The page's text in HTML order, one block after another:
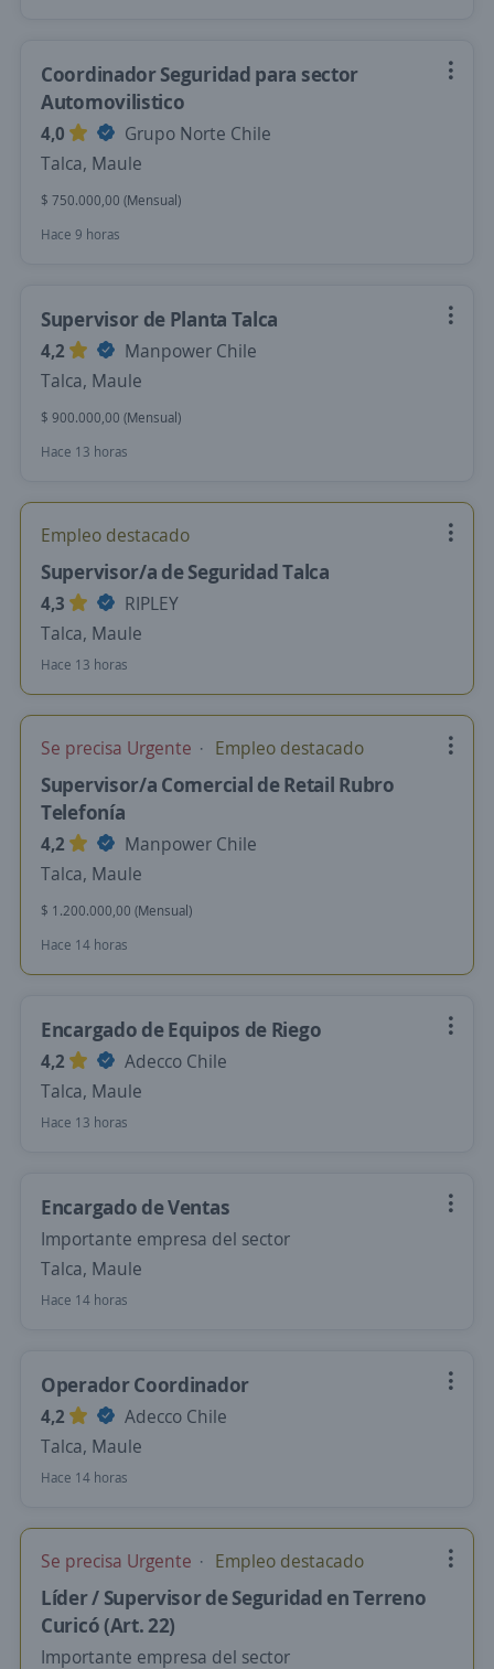
Coordinador Seguridad para sector
Automovilistico
4,0
Grupo Norte Chile
Talca, Maule
$ 750.000,00 (Mensual)
Hace 9 horas
Supervisor de Planta Talca
4,2
Manpower Chile
Talca, Maule
$ 900.000,00 (Mensual)
Hace 13 horas
Empleo destacado
Supervisor/a de Seguridad Talca
4,3
RIPLEY
Talca, Maule
Hace 13 horas
Se precisa Urgente Empleo destacado
Supervisor/a Comercial de Retail Rubro
Telefonía
4,2
Manpower Chile
Talca, Maule
$ 1.200.000,00 (Mensual)
Hace 14 horas
Encargado de Equipos de Riego
4,2
Adecco Chile
Talca, Maule
Hace 13 horas
Encargado de Ventas
Importante empresa del sector
Talca, Maule
Hace 14 horas
Operador Coordinador
4,2
Adecco Chile
Talca, Maule
Hace 14 horas
Se precisa Urgente Empleo destacado
Líder / Supervisor de Seguridad en Terreno
Curicó (Art. 22)
Importante empresa del sector